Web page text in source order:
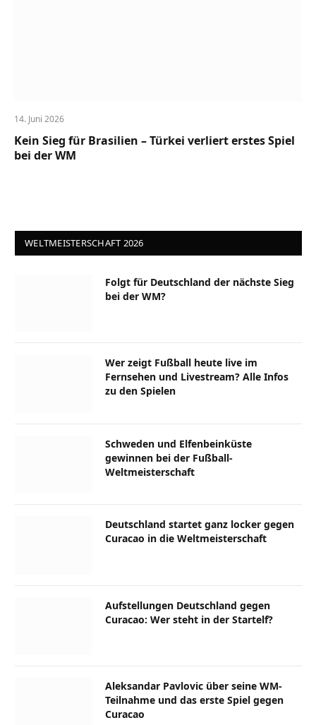
14. Juni 2026
Kein Sieg für Brasilien – Türkei verliert erstes Spiel
bei der WM
WELTMEISTERSCHAFT 2026
Folgt für Deutschland der nächste Sieg
bei der WM?
Wer zeigt Fußball heute live im
Fernsehen und Livestream? Alle Infos
zu den Spielen
Schweden und Elfenbeinküste
gewinnen bei der Fußball-
Weltmeisterschaft
Deutschland startet ganz locker gegen
Curacao in die Weltmeisterschaft
Aufstellungen Deutschland gegen
Curacao: Wer steht in der Startelf?
Aleksandar Pavlovic über seine WM-
Teilnahme und das erste Spiel gegen
Curacao